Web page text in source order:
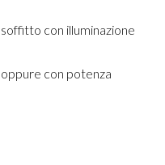
con illuminazione
con potenza